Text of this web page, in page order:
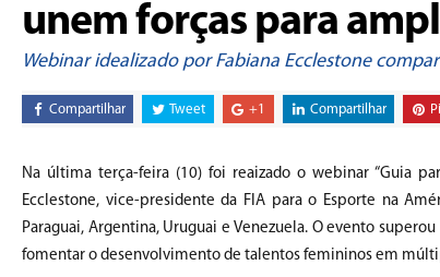
unem forças para
Webinar idealizado por Fabiana Ecclestone
Compartilhar Tweet +1 Compartilhar
Na última terça-feira (10) foi reaizado o webinar “Guia
Ecclestone, vice-presidente da FIA para o Esporte na
Paraguai, Argentina, Uruguai e Venezuela. O evento
fomentar o desenvolvimento de talentos femininos em